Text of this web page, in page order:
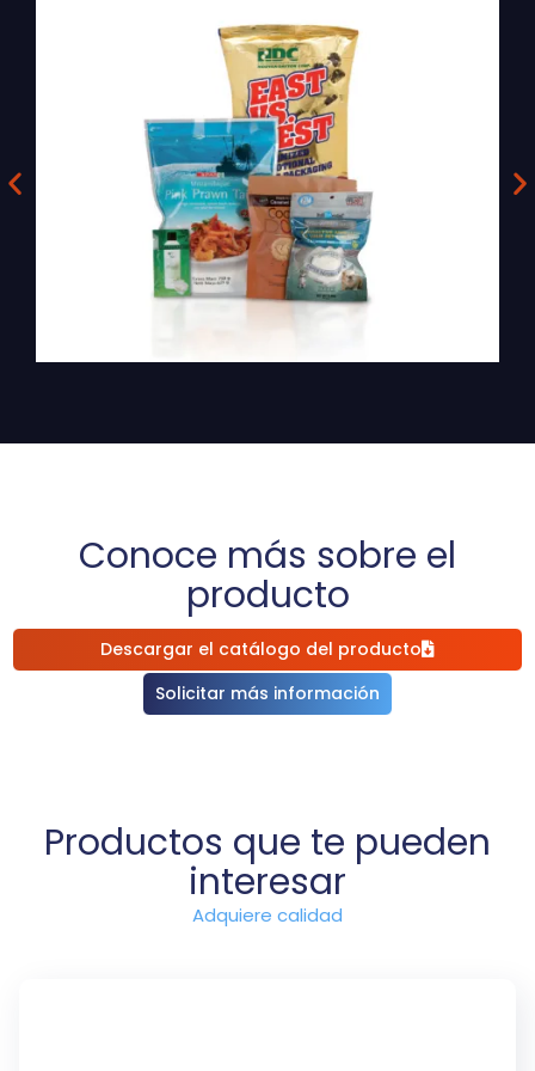
Conoce más sobre el
producto
Descargar el catálogo del producto
Solicitar más información
Productos que te pueden
interesar
Adquiere calidad